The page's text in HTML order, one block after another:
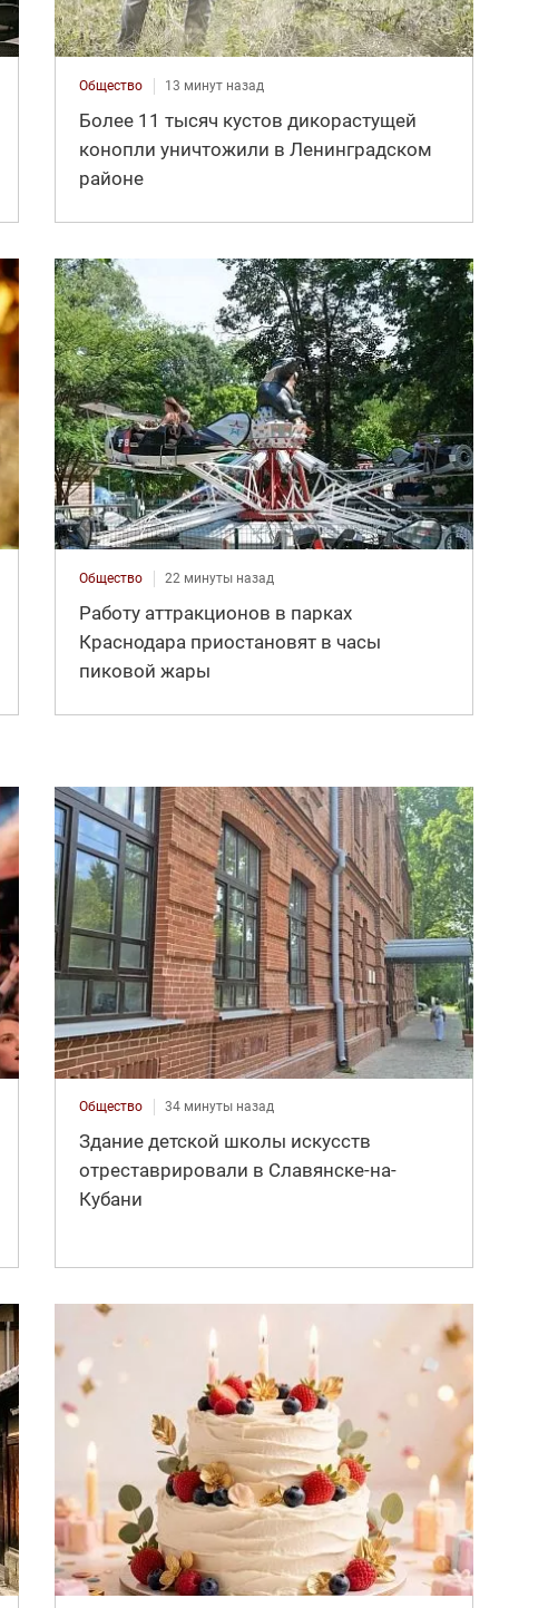
Общество 13 минут назад
Более 11 тысяч кустов дикорастущей
конопли уничтожили в Ленинградском
районе
Общество 22 минуты назад
Работу аттракционов в парках
Краснодара приостановят в часы
пиковой жары
Общество 34 минуты назад
Здание детской школы искусств
отреставрировали в Славянске-на-
Кубани